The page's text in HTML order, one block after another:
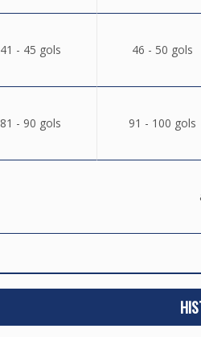
41 - 45 gols 46 - 50 gols
81 - 90 gols 91 - 100 gols